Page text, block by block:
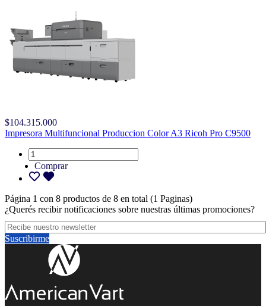
$104.315.000
Impresora Multifuncional Produccion Color A3 Ricoh Pro C9500
Comprar
Página 1 con 8 productos de 8 en total (1 Paginas)
¿Querés recibir notificaciones sobre nuestras últimas promociones?
Suscribirme